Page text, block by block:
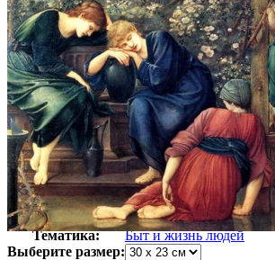
Автор:
Берн-Джонс Эдвард
Арт-стиль
Английская живопись
Тематика:
Быт и жизнь людей
Выберите размер: